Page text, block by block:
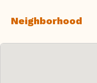
Neighborhood